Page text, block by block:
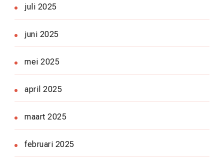
juli 2025
juni 2025
mei 2025
april 2025
maart 2025
februari 2025